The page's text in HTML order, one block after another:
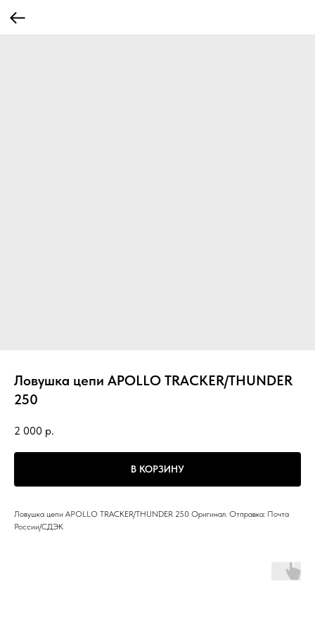
Ловушка цепи APOLLO TRACKER/THUNDER
250
2 000 р.
В КОРЗИНУ
Ловушка цепи APOLLO TRACKER/THUNDER 250 Оригинал. Отправка: Почта
России/СДЭК